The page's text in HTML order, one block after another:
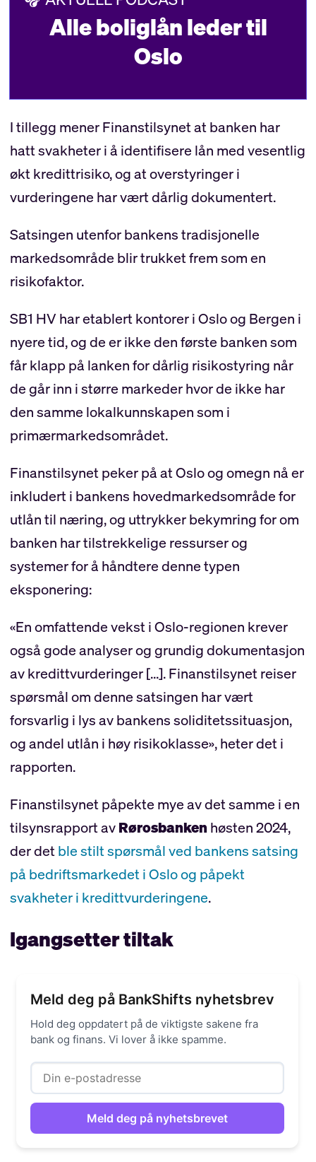
Alle boliglån leder til
Oslo
I tillegg mener Finanstilsynet at banken har
hatt svakheter i å identifisere lån med vesentlig
økt kredittrisiko, og at overstyringer i
vurderingene har vært dårlig dokumentert.
Satsingen utenfor bankens tradisjonelle
markedsområde blir trukket frem som en
risikofaktor.
SB1 HV har etablert kontorer i Oslo og Bergen i
nyere tid, og de er ikke den første banken som
får klapp på lanken for dårlig risikostyring når
de går inn i større markeder hvor de ikke har
den samme lokalkunnskapen som i
primærmarkedsområdet.
Finanstilsynet peker på at Oslo og omegn nå er
inkludert i bankens hovedmarkedsområde for
utlån til næring, og uttrykker bekymring for om
banken har tilstrekkelige ressurser og
systemer for å håndtere denne typen
eksponering:
«En omfattende vekst i Oslo-regionen krever
også gode analyser og grundig dokumentasjon
av kredittvurderinger [...]. Finanstilsynet reiser
spørsmål om denne satsingen har vært
forsvarlig i lys av bankens soliditetssituasjon,
og andel utlån i høy risikoklasse», heter det i
rapporten.
Finanstilsynet påpekte mye av det samme i en
tilsynsrapport avRørosbankenhøsten 2024,
der detble stilt spørsmål ved bankens satsing
på bedriftsmarkedet i Oslo og påpekt
svakheter i kredittvurderingene.
Igangsetter tiltak
Meld deg på BankShifts nyhetsbrev
Hold deg oppdatert på de viktigste sakene fra
bank og finans. Vi lover å ikke spamme.